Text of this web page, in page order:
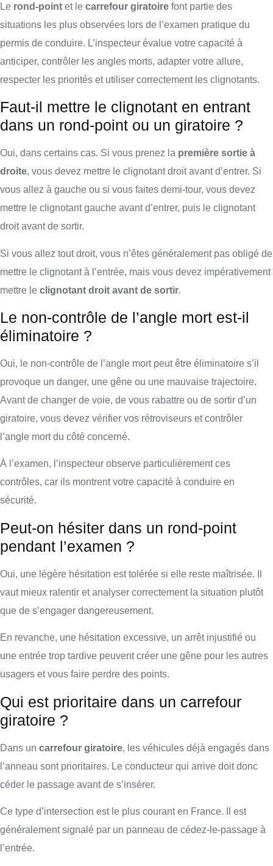
Le rond-point et le carrefour giratoire font partie des
situations les plus observées lors de l’examen pratique du
permis de conduire. L’inspecteur évalue votre capacité à
anticiper, contrôler les angles morts, adapter votre allure,
respecter les priorités et utiliser correctement les clignotants.
Faut-il mettre le clignotant en entrant
dans un rond-point ou un giratoire ?
Oui, dans certains cas. Si vous prenez la première sortie à
droite, vous devez mettre le clignotant droit avant d’entrer. Si
vous allez à gauche ou si vous faites demi-tour, vous devez
mettre le clignotant gauche avant d’entrer, puis le clignotant
droit avant de sortir.
Si vous allez tout droit, vous n’êtes généralement pas obligé de
mettre le clignotant à l’entrée, mais vous devez impérativement
mettre le clignotant droit avant de sortir.
Le non-contrôle de l’angle mort est-il
éliminatoire ?
Oui, le non-contrôle de l’angle mort peut être éliminatoire s’il
provoque un danger, une gêne ou une mauvaise trajectoire.
Avant de changer de voie, de vous rabattre ou de sortir d’un
giratoire, vous devez vérifier vos rétroviseurs et contrôler
l’angle mort du côté concerné.
À l’examen, l’inspecteur observe particulièrement ces
contrôles, car ils montrent votre capacité à conduire en
sécurité.
Peut-on hésiter dans un rond-point
pendant l’examen ?
Oui, une légère hésitation est tolérée si elle reste maîtrisée. Il
vaut mieux ralentir et analyser correctement la situation plutôt
que de s’engager dangereusement.
En revanche, une hésitation excessive, un arrêt injustifié ou
une entrée trop tardive peuvent créer une gêne pour les autres
usagers et vous faire perdre des points.
Qui est prioritaire dans un carrefour
giratoire ?
Dans un carrefour giratoire, les véhicules déjà engagés dans
l’anneau sont prioritaires. Le conducteur qui arrive doit donc
céder le passage avant de s’insérer.
Ce type d’intersection est le plus courant en France. Il est
généralement signalé par un panneau de cédez-le-passage à
l’entrée.